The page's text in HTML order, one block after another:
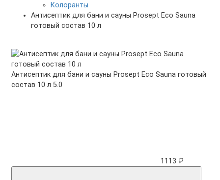
Колоранты
Антисептик для бани и сауны Prosept Eco Sauna
готовый состав 10 л
Антисептик для бани и сауны Prosept Eco Sauna готовый
состав 10 л 5.0
1113 ₽